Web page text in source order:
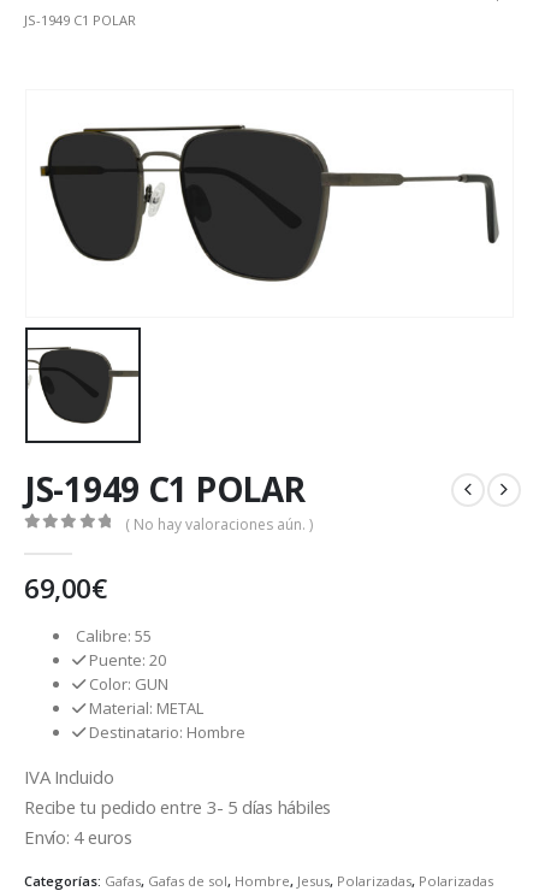
JS-1949 C1 POLAR
JS-1949 C1 POLAR
( No hay valoraciones aún. )
69,00€
Calibre: 55
Puente: 20
Color: GUN
Material: METAL
Destinatario: Hombre
IVA Incluido
Recibe tu pedido entre 3- 5 días hábiles
Envío: 4 euros
Categorías: Gafas, Gafas de sol, Hombre, Jesus, Polarizadas, Polarizadas